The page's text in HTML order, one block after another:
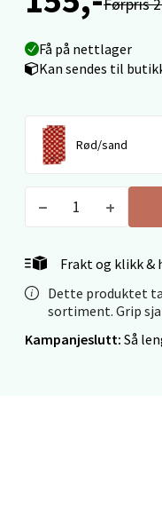
Førpris
Få på nettlager
Kan sendes til
Rød/sand
Frakt og klikk &
Dette produktet
sortiment. Grip
Kampanjeslutt: Så
Molde -
Torget 1, 6413
Åpent i dag 10-20